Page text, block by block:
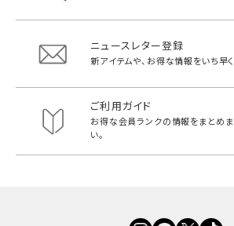
ニュースレター登録
新アイテムや、お得な情報をいち早く
ご利用ガイド
お得な会員ランクの情報をまとめま
い。